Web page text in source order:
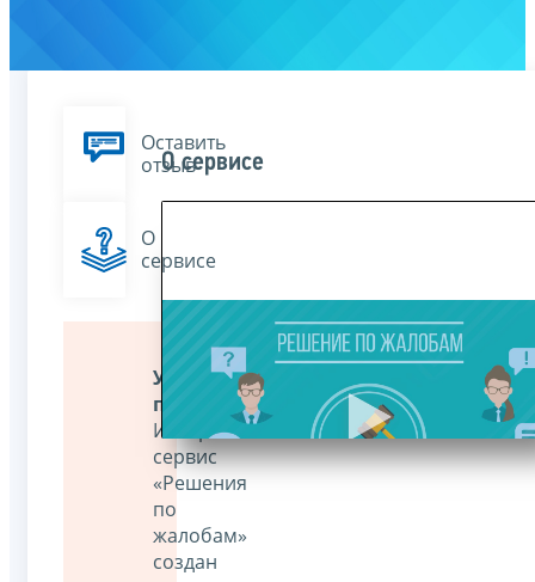
Оставить
отзыв
О
сервисе
Уважаемые
пользователи!
Интернет-
сервис
«Решения
по
жалобам»
создан
О сервисе